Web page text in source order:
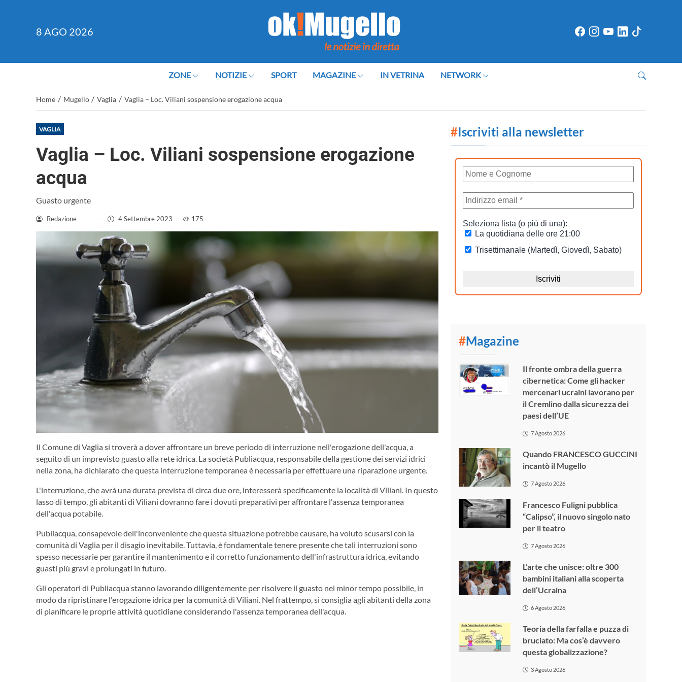
8 AGO 2026
ZONE NOTIZIE SPORT MAGAZINE IN VETRINA NETWORK
Home / Mugello / Vaglia / Vaglia – Loc. Viliani sospensione erogazione acqua
VAGLIA
Vaglia – Loc. Viliani sospensione erogazione
acqua
Guasto urgente
Redazione - 4 Settembre 2023 - 175
Il Comune di Vaglia si troverà a dover affrontare un breve periodo di interruzione nell'erogazione dell'acqua, a
seguito di un imprevisto guasto alla rete idrica. La società Publiacqua, responsabile della gestione dei servizi idrici
nella zona, ha dichiarato che questa interruzione temporanea è necessaria per effettuare una riparazione urgente.
L'interruzione, che avrà una durata prevista di circa due ore, interesserà specificamente la località di Viliani. In questo
lasso di tempo, gli abitanti di Viliani dovranno fare i dovuti preparativi per affrontare l'assenza temporanea
dell'acqua potabile.
Publiacqua, consapevole dell'inconveniente che questa situazione potrebbe causare, ha voluto scusarsi con la
comunità di Vaglia per il disagio inevitabile. Tuttavia, è fondamentale tenere presente che tali interruzioni sono
spesso necessarie per garantire il mantenimento e il corretto funzionamento dell'infrastruttura idrica, evitando
guasti più gravi e prolungati in futuro.
Gli operatori di Publiacqua stanno lavorando diligentemente per risolvere il guasto nel minor tempo possibile, in
modo da ripristinare l'erogazione idrica per la comunità di Viliani. Nel frattempo, si consiglia agli abitanti della zona
di pianificare le proprie attività quotidiane considerando l'assenza temporanea dell'acqua.
#Iscriviti alla newsletter
#Magazine
Il fronte ombra della guerra
cibernetica: Come gli hacker
mercenari ucraini lavorano per
il Cremlino dalla sicurezza dei
paesi dell’UE
7 Agosto 2026
Quando FRANCESCO GUCCINI
incantò il Mugello
7 Agosto 2026
Francesco Fuligni pubblica
“Calipso”, il nuovo singolo nato
per il teatro
7 Agosto 2026
L’arte che unisce: oltre 300
bambini italiani alla scoperta
dell’Ucraina
6 Agosto 2026
Teoria della farfalla e puzza di
bruciato: Ma cos’è davvero
questa globalizzazione?
3 Agosto 2026